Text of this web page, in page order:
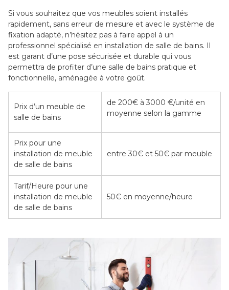
Si vous souhaitez que vos meubles soient installés
rapidement, sans erreur de mesure et avec le système de
fixation adapté, n’hésitez pas à faire appel à un
professionnel spécialisé en installation de salle de bains. Il
est garant d’une pose sécurisée et durable qui vous
permettra de profiter d’une salle de bains pratique et
fonctionnelle, aménagée à votre goût.
Prix d’un meuble de
salle de bains
de 200€ à 3000 €/unité en
moyenne selon la gamme
Prix pour une
installation de meuble
de salle de bains
entre 30€ et 50€ par meuble
Tarif/Heure pour une
installation de meuble
de salle de bains
50€ en moyenne/heure